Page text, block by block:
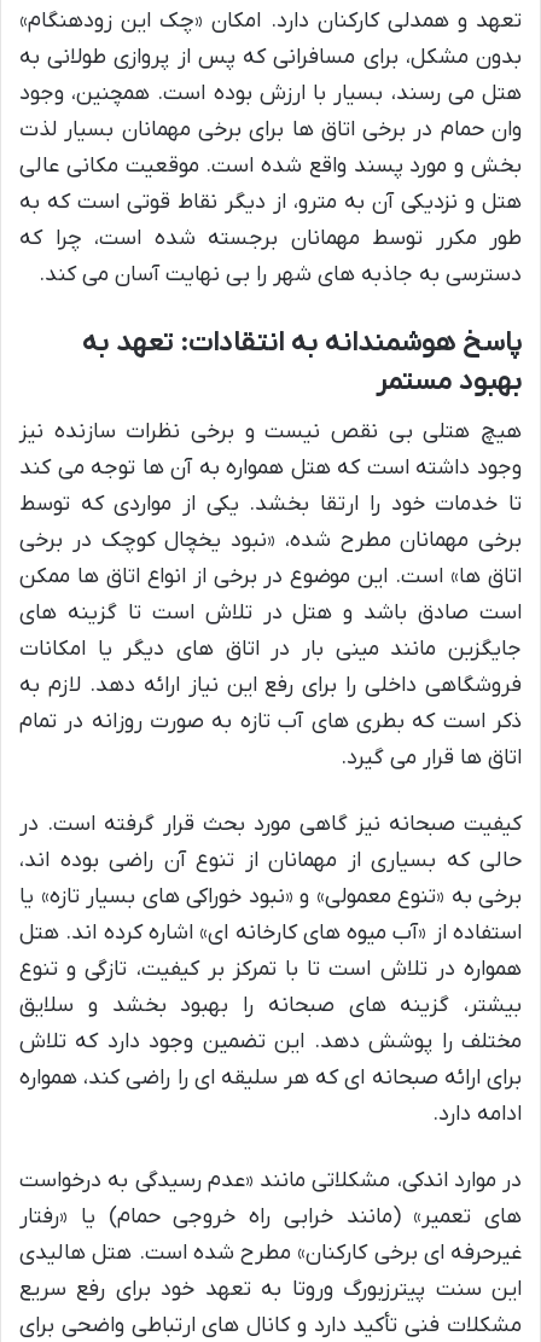
تعهد و همدلی کارکنان دارد. امکان «چک این زودهنگام»
بدون مشکل، برای مسافرانی که پس از پروازی طولانی به
هتل می رسند، بسیار با ارزش بوده است. همچنین، وجود
وان حمام در برخی اتاق ها برای برخی مهمانان بسیار لذت
بخش و مورد پسند واقع شده است. موقعیت مکانی عالی
هتل و نزدیکی آن به مترو، از دیگر نقاط قوتی است که به
طور مکرر توسط مهمانان برجسته شده است، چرا که
دسترسی به جاذبه های شهر را بی نهایت آسان می کند.
پاسخ هوشمندانه به انتقادات: تعهد به
بهبود مستمر
هیچ هتلی بی نقص نیست و برخی نظرات سازنده نیز
وجود داشته است که هتل همواره به آن ها توجه می کند
تا خدمات خود را ارتقا بخشد. یکی از مواردی که توسط
برخی مهمانان مطرح شده، «نبود یخچال کوچک در برخی
اتاق ها» است. این موضوع در برخی از انواع اتاق ها ممکن
است صادق باشد و هتل در تلاش است تا گزینه های
جایگزین مانند مینی بار در اتاق های دیگر یا امکانات
فروشگاهی داخلی را برای رفع این نیاز ارائه دهد. لازم به
ذکر است که بطری های آب تازه به صورت روزانه در تمام
اتاق ها قرار می گیرد.
کیفیت صبحانه نیز گاهی مورد بحث قرار گرفته است. در
حالی که بسیاری از مهمانان از تنوع آن راضی بوده اند،
برخی به «تنوع معمولی» و «نبود خوراکی های بسیار تازه» یا
استفاده از «آب میوه های کارخانه ای» اشاره کرده اند. هتل
همواره در تلاش است تا با تمرکز بر کیفیت، تازگی و تنوع
بیشتر، گزینه های صبحانه را بهبود بخشد و سلایق
مختلف را پوشش دهد. این تضمین وجود دارد که تلاش
برای ارائه صبحانه ای که هر سلیقه ای را راضی کند، همواره
ادامه دارد.
در موارد اندکی، مشکلاتی مانند «عدم رسیدگی به درخواست
های تعمیر» (مانند خرابی راه خروجی حمام) یا «رفتار
غیرحرفه ای برخی کارکنان» مطرح شده است. هتل هالیدی
این سنت پیترزبورگ وروتا به تعهد خود برای رفع سریع
مشکلات فنی تأکید دارد و کانال های ارتباطی واضحی برای